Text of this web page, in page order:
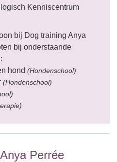
Kenniscentrum
bij Dog training Anya
bij onderstaande
hond (Hondenschool)
(Hondenschool)
Perrée